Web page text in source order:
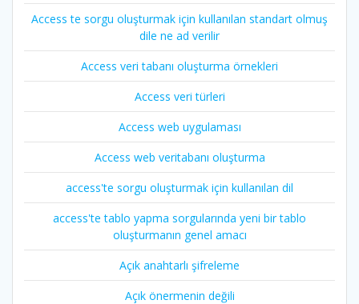
Access te sorgu oluşturmak için kullanılan standart olmuş
dile ne ad verilir
Access veri tabanı oluşturma örnekleri
Access veri türleri
Access web uygulaması
Access web veritabanı oluşturma
access'te sorgu oluşturmak için kullanılan dil
access'te tablo yapma sorgularında yeni bir tablo
oluşturmanın genel amacı
Açık anahtarlı şifreleme
Açık önermenin değili